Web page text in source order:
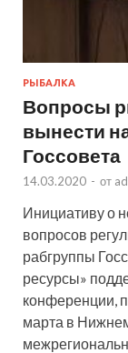
РЫБАЛКА
Вопросы
вынести
Госсовета
14.03.2020 - от
Инициативу о
вопросов
рабгруппы
ресурсы»
конференции,
марта в